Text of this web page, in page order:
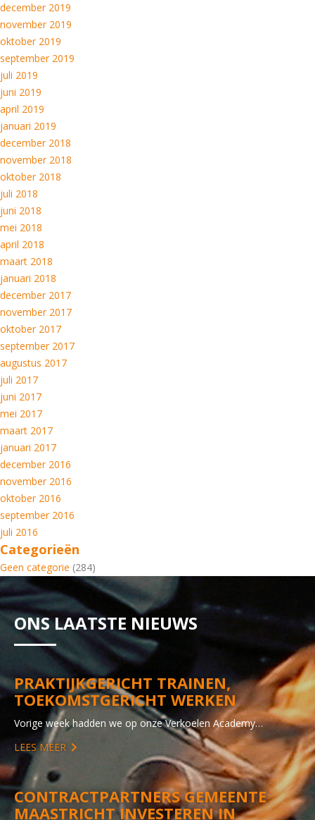
december 2019
november 2019
oktober 2019
september 2019
juli 2019
juni 2019
april 2019
januari 2019
december 2018
november 2018
oktober 2018
juli 2018
juni 2018
mei 2018
april 2018
maart 2018
januari 2018
december 2017
november 2017
oktober 2017
september 2017
augustus 2017
juli 2017
juni 2017
mei 2017
maart 2017
januari 2017
december 2016
november 2016
oktober 2016
september 2016
juli 2016
Categorieën
Geen categorie (284)
ONS LAATSTE NIEUWS
PRAKTIJKGERICHT TRAINEN,
TOEKOMSTGERICHT WERKEN
Vorige week hadden we op onze Verkoelen Academy…
LEES MEER
CONTRACTPARTNERS GEMEENTE
MAASTRICHT INVESTEREN IN